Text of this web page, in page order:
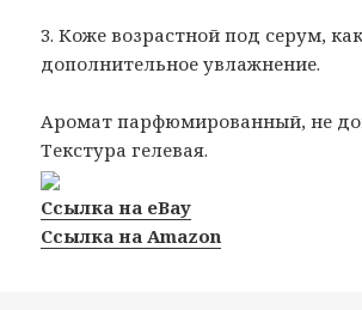
3. Коже возрастной под серум, как
дополнительное увлажнение.
Аромат парфюмированный, не
Текстура гелевая.
Ссылка на eBay
Ссылка на Amazon